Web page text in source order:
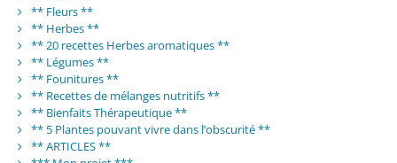
** Fleurs **
** Herbes **
** 20 recettes Herbes aromatiques **
** Légumes **
** Founitures **
** Recettes de mélanges nutritifs **
** Bienfaits Thérapeutique **
** 5 Plantes pouvant vivre dans l’obscurité **
** ARTICLES **